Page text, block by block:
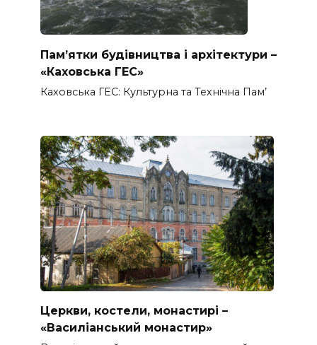
Пам’ятки будівництва і архітектури –
«Каховська ГЕС»
Каховська ГЕС: Культурна та Технічна Пам’
Церкви, костели, монастирі –
«Василіанський монастир»